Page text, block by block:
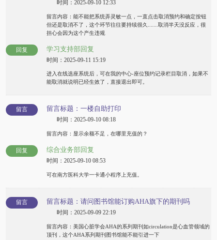
时间：2025-09-10 12:33
留言内容：能不能把系统弄灵敏一点，一直点击取消预约和确定按钮
但还是取消不了，这个环节往往要持续很久.......取消半天没反应，很
担心会因为这个产生违规
回复 学习支持部回复
时间：2025-09-11 15:19
进入在线选座系统后，可在我的中心-座位预约记录栏目取消，如果不
能取消就说明已经生效了，直接退出即可。
留言 留言标题：一楼自助打印
时间：2025-09-10 08:18
留言内容：显示余额不足，在哪里充值的？
回复 综合业务部回复
时间：2025-09-10 08:53
可在南方医科大学一卡通小程序上充值。
留言 留言标题：请问图书馆能订购AHA旗下的期刊吗
时间：2025-09-09 22:19
留言内容：美国心脏学会AHA的系列期刊如circulation是心血管领域的
顶刊，这个AHA系列期刊图书馆能不能引进一下